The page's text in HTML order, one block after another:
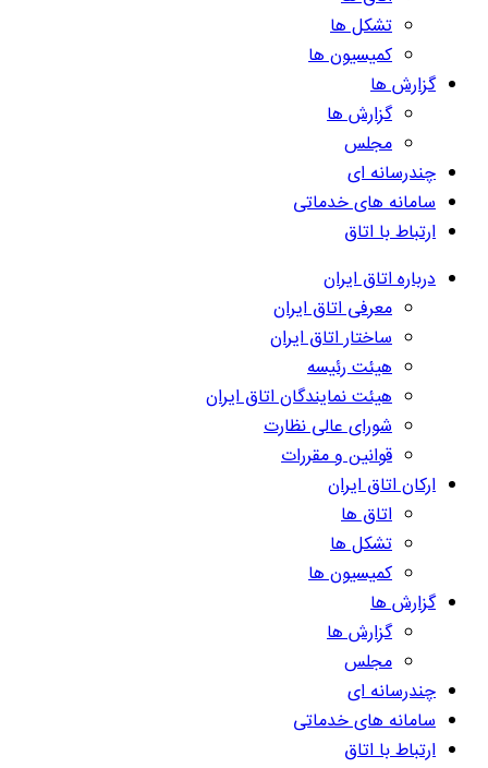
تشکل ها
کمیسیون ها
گزارش ها
گزارش ها
مجلس
چندرسانه ای
سامانه های خدماتی
ارتباط با اتاق
درباره اتاق ایران
معرفی اتاق ایران
ساختار اتاق ایران
هیئت رئیسه
هیئت نمایندگان اتاق ایران
شورای عالی نظارت
قوانین و مقررات
ارکان اتاق ایران
اتاق ها
تشکل ها
کمیسیون ها
گزارش ها
گزارش ها
مجلس
چندرسانه ای
سامانه های خدماتی
ارتباط با اتاق